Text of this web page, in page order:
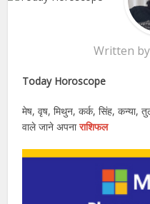
Written by
Today Horoscope
मेष, वृष, मिथुन, कर्क, सिंह, कन्या,
वाले जाने अपनाराशिफल